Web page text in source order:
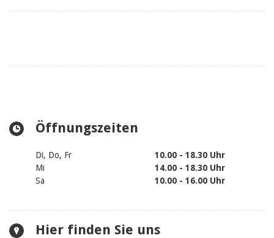
zugänglich, wenn Coop-Center geöffnet)
· Leseecken
Öffnungszeiten
Di, Do, Fr
Mi
Sa
10.00 - 18.30 Uhr
14.00 - 18.30 Uhr
10.00 - 16.00 Uhr
Hier finden Sie uns